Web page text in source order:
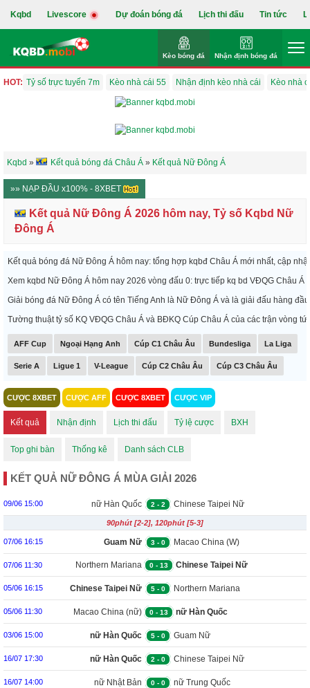
Kqbd Livescore Dự đoán bóng đá Lịch thi đấu Tin tức
Kèo bóng đá Nhận định bóng đá
HOT: Tỷ số trực tuyến 7m Kèo nhà cái 55 Nhận định kèo nhà cái Kèo nhà
Kqbd » Kết quả bóng đá Châu Á » Kết quả Nữ Đông Á
»» NẠP ĐẦU x100% - 8XBET
Kết quả Nữ Đông Á 2026 hôm nay, Tỷ số Kqbd Nữ
Đông Á
Kết quả bóng đá Nữ Đông Á hôm nay: tổng hợp kqbđ Châu Á mới nhất, cập
Xem kqbd Nữ Đông Á hôm nay 2026 vòng đấu 0: trực tiếp kq bd VĐQG Châu
Giải bóng đá Nữ Đông Á có tên Tiếng Anh là Nữ Đông Á và là giải đấu hàng
Tường thuật tỷ số KQ VĐQG Châu Á và BĐKQ Cúp Châu Á của các trận vòng
AFF Cup Ngoại Hạng Anh Cúp C1 Châu Âu Bundesliga La Liga
Serie A Ligue 1 V-League Cúp C2 Châu Âu Cúp C3 Châu Âu
CƯỢC 8XBET CƯỢC AFF CƯỢC 8XBET CƯỢC VIP
Kết quả Nhận định Lịch thi đấu Tỷ lệ cược BXH
Top ghi bàn Thống kê Danh sách CLB
KẾT QUẢ NỮ ĐÔNG Á MÙA GIẢI 2026
09/06 15:00 nữ Hàn Quốc 2 - 2 Chinese Taipei Nữ
90phút [2-2], 120phút [5-3]
07/06 16:15 Guam Nữ 3 - 0 Macao China (W)
07/06 11:30 Northern Mariana
Island (W)
0 - 13 Chinese Taipei Nữ
05/06 16:15 Chinese Taipei Nữ 5 - 0 Northern Mariana
Island (W)
05/06 11:30 Macao China (nữ) 0 - 13 nữ Hàn Quốc
03/06 15:00 nữ Hàn Quốc 5 - 0 Guam Nữ
16/07 17:30 nữ Hàn Quốc 2 - 0 Chinese Taipei Nữ
16/07 14:00 nữ Nhật Bản 0 - 0 nữ Trung Quốc